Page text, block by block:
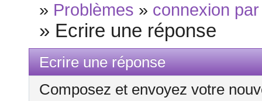
» Problèmes » connexion
» Ecrire une réponse
Ecrire une réponse
Composez et envoyez votre